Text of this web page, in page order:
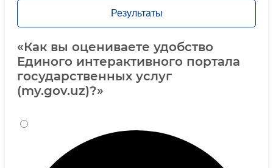
Результаты
«Как вы оцениваете удобство
Единого интерактивного портала
государственных услуг
(my.gov.uz)?»